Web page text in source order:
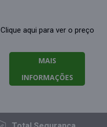
Clique aqui para ver o preço
MAIS
INFORMAÇÕES